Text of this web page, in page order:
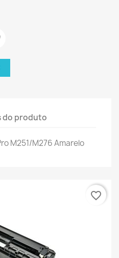
do produto
M251/M276 Amarelo
favorite_border